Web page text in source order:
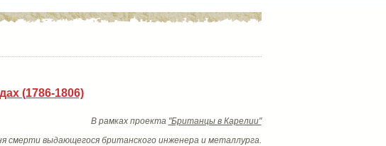
(1786-1806)
В рамках проекта "Британцы в Карелии"
смерти выдающегося британского инженера и металлурга.